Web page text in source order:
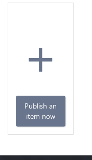
+
Publish an
item now